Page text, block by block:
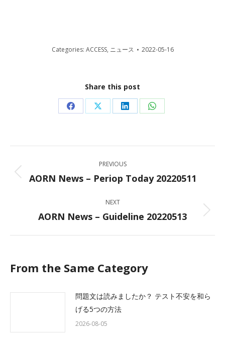
Categories: ACCESS, ニュース 2022-05-16
Share this post
Share
Facebook
Share
X
Share
LinkedIn
Share
WhatsApp
navigation
PREVIOUS
Previous
AORN News – Periop Today 20220511
NEXT
Next
AORN News – Guideline 20220513
From the Same Category
問題文は読みましたか？ テスト不安を和ら
げる5つの方法
2026-08-05